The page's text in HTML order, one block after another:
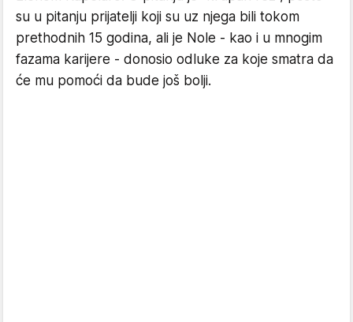
su u pitanju prijatelji koji su uz njega bili tokom
prethodnih 15 godina, ali je Nole - kao i u mnogim
fazama karijere - donosio odluke za koje smatra da
će mu pomoći da bude još bolji.